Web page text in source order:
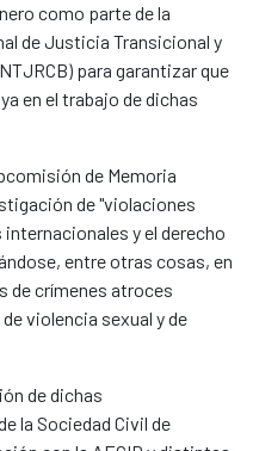
como parte de la
de Justicia Transicional y
para garantizar que
en el trabajo de dichas
de Memoria
de "violaciones
y el derecho
entre otras cosas, en
de crímenes atroces
violencia sexual y de
de dichas
la Sociedad Civil de